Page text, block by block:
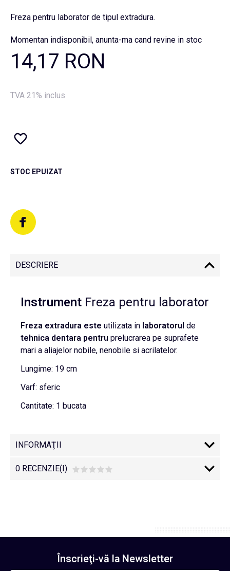
Freza pentru laborator de tipul extradura.
Momentan indisponibil, anunta-ma cand revine in stoc
14,17 RON
TVA 21% inclus
STOC EPUIZAT
DESCRIERE
Instrument Freza pentru laborator
Freza extradura este utilizata in laboratorul de
tehnica dentara pentru prelucrarea pe suprafete
mari a aliajelor nobile, nenobile si acrilatelor.
Lungime: 19 cm
Varf: sferic
Cantitate: 1 bucata
INFORMAŢII
0 RECENZIE(I)
Înscrieţi-vă la Newsletter